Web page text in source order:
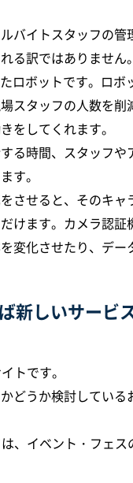
バイトスタッフの
る訳ではありません。
ロボットです。ロボ
スタッフの人数を削
をしてくれます。
る時間、スタッフ
す。
させると、そのキ
けます。カメラ認
変化させたり、デ
新しいサービ
トです。
どうか検討してい
、イベント・フェ